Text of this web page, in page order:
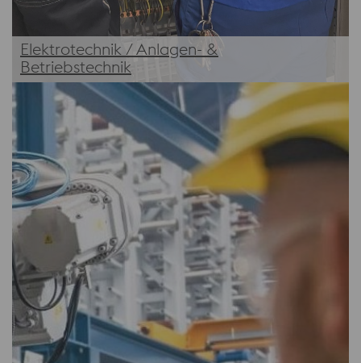
Elektrotechnik / Anlagen- &
Betriebstechnik